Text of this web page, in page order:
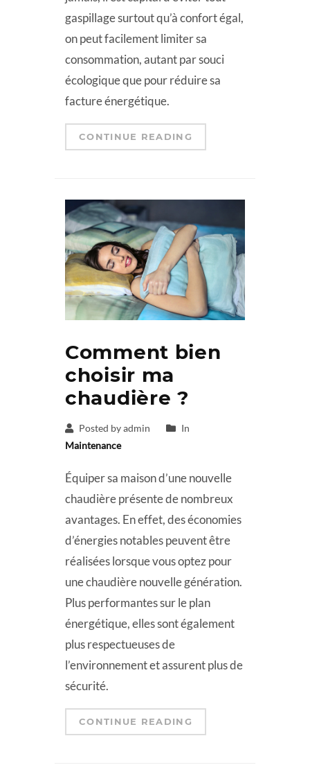
gaspillage surtout qu’à confort égal,
on peut facilement limiter sa
consommation, autant par souci
écologique que pour réduire sa
facture énergétique.
CONTINUE READING
Comment bien
choisir ma
chaudière ?
Posted by admin
In
Maintenance
Équiper sa maison d’une nouvelle
chaudière présente de nombreux
avantages. En effet, des économies
d’énergies notables peuvent être
réalisées lorsque vous optez pour
une chaudière nouvelle génération.
Plus performantes sur le plan
énergétique, elles sont également
plus respectueuses de
l’environnement et assurent plus de
sécurité.
CONTINUE READING